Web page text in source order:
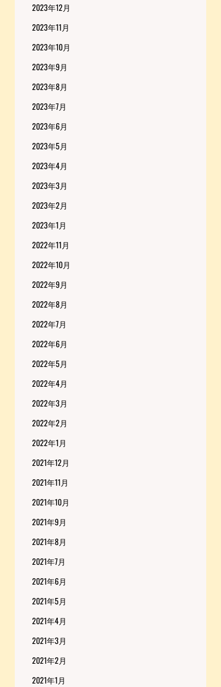
2023年12月
2023年11月
2023年10月
2023年9月
2023年8月
2023年7月
2023年6月
2023年5月
2023年4月
2023年3月
2023年2月
2023年1月
2022年11月
2022年10月
2022年9月
2022年8月
2022年7月
2022年6月
2022年5月
2022年4月
2022年3月
2022年2月
2022年1月
2021年12月
2021年11月
2021年10月
2021年9月
2021年8月
2021年7月
2021年6月
2021年5月
2021年4月
2021年3月
2021年2月
2021年1月